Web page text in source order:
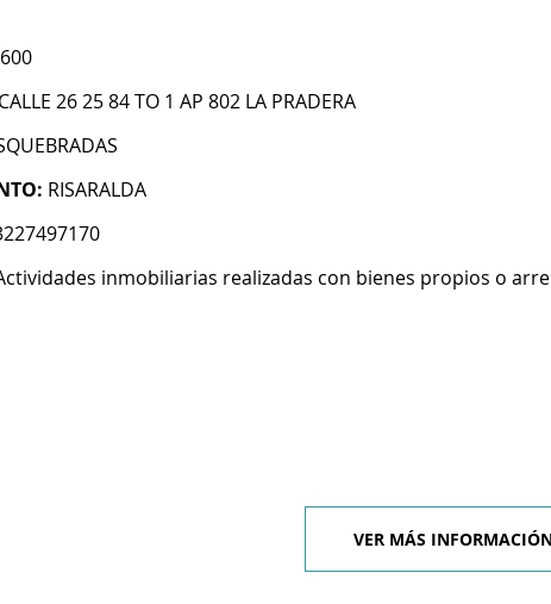
CALLE 26 25 84 TO 1 AP 802 LA PRADERA
RISARALDA
inmobiliarias realizadas con bienes propios o
VER MÁS